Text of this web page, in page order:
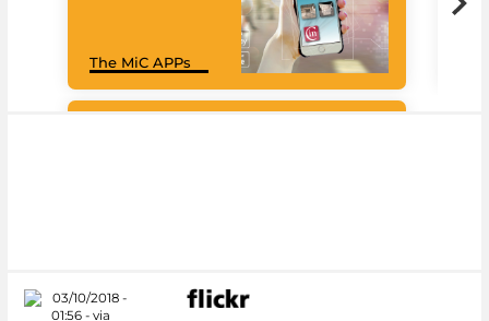
The MiC APPs